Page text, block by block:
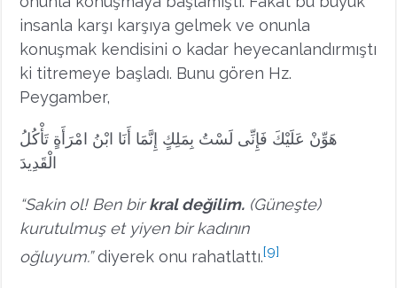
insanla karşı karşıya gelmek ve onunla
konuşmak kendisini o kadar heyecanlandırmıştı
ki titremeye başladı. Bunu gören Hz.
Peygamber,
هَوِّنْ عَلَيْكَ فَإِنِّى لَسْتُ بِمَلِكٍ إِنَّمَا أَنَا ابْنُ امْرَأَةٍ تَأْكُلُ
الْقَدِيدَ
“Sakin ol! Ben birkral değilim. (Güneşte)
kurutulmuş et yiyen bir kadının
oğluyum.”diyerek onu rahatlattı.[9]